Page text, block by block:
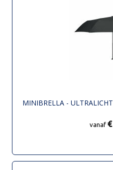
MINIBRELLA -
vanaf